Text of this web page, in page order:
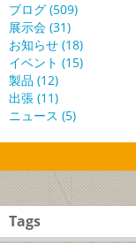
ブログ (509)
展示会 (31)
お知らせ (18)
イベント (15)
製品 (12)
出張 (11)
ニュース (5)
Tags